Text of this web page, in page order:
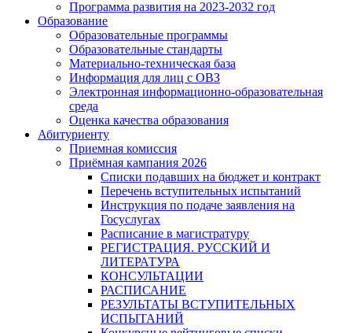
Программа развития на 2023-2032 год
Образование
Образовательные программы
Образовательные стандарты
Материально-техническая база
Информация для лиц с ОВЗ
Электронная информационно-образовательная
среда
Оценка качества образования
Абитуриенту
Приемная комиссия
Приёмная кампания 2026
Списки подавших на бюджет и контракт
Перечень вступительных испытаний
Инструкция по подаче заявления на
Госуслугах
Расписание в магистратуру
РЕГИСТРАЦИЯ. РУССКИЙ И
ЛИТЕРАТУРА
КОНСУЛЬТАЦИИ
РАСПИСАНИЕ
РЕЗУЛЬТАТЫ ВСТУПИТЕЛЬНЫХ
ИСПЫТАНИЙ